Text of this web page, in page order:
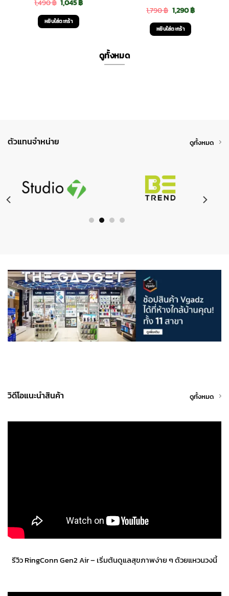
1,490฿
price
was:
1,045฿
หยิบใส่ตะกร้า
1,790฿ Original
price
was:
1,290฿Current
หยิบใส่ตะกร้า
ดูทั้งหมด
ตัวแทนจำหน่าย ดูทั้งหมด
วิดีโอแนะนำสินค้า ดูทั้งหมด
รีวิว RingConn Gen2 Air – เริ่มต้นดูแลสุขภาพง่าย ๆ ด้วยแหวนวงนี้